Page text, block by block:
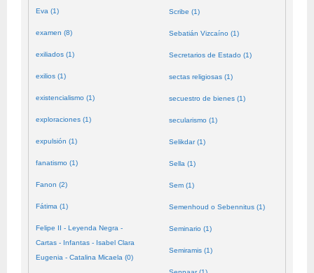
Eva (1)
examen (8)
exiliados (1)
exilios (1)
existencialismo (1)
exploraciones (1)
expulsión (1)
fanatismo (1)
Fanon (2)
Fátima (1)
Felipe II - Leyenda Negra -
Cartas - Infantas - Isabel Clara
Eugenia - Catalina Micaela (0)
Scribe (1)
Sebatián Vizcaíno (1)
Secretarios de Estado (1)
sectas religiosas (1)
secuestro de bienes (1)
secularismo (1)
Selikdar (1)
Sella (1)
Sem (1)
Semenhoud o Sebennitus (1)
Seminario (1)
Semiramis (1)